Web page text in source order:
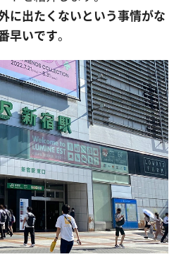
に出たくないという事情がな
早いです。